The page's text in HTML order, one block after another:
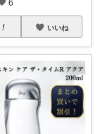
6
いいね